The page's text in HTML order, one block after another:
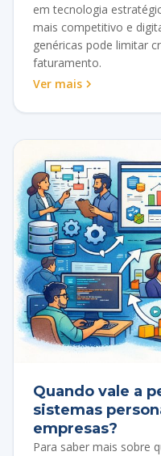
em tecnologia
mais competitivo e
genéricas pode limitar
faturamento.
Ver mais
Quando vale a
sistemas
empresas?
Para saber mais sobre